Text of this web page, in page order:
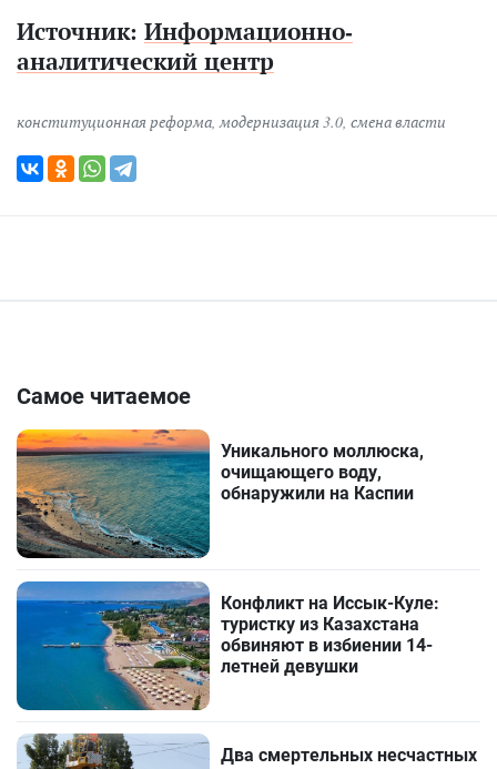
Источник: Информационно-
аналитический центр
конституционная реформа,модернизация 3.0, смена власти
Самое читаемое
Уникального моллюска,
очищающего воду,
обнаружили на Каспии
Конфликт на Иссык-Куле:
туристку из Казахстана
обвиняют в избиении 14-
летней девушки
Два смертельных несчастных